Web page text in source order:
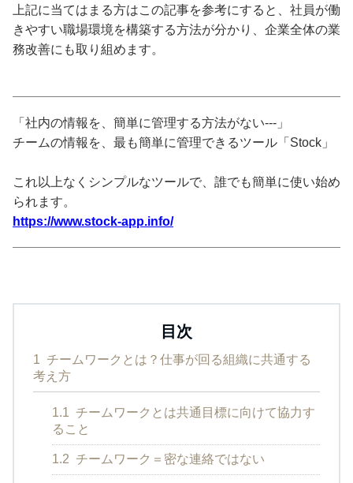
上記に当てはまる方はこの記事を参考にすると、社員が働
きやすい職場環境を構築する方法が分かり、企業全体の業
務改善にも取り組めます。
「社内の情報を、簡単に管理する方法がない---」
チームの情報を、最も簡単に管理できるツール「Stock」
これ以上なくシンプルなツールで、誰でも簡単に使い始め
られます。
https://www.stock-app.info/
目次
1 チームワークとは？仕事が回る組織に共通する
考え方
1.1 チームワークとは共通目標に向けて協力す
ること
1.2 チームワーク＝密な連絡ではない